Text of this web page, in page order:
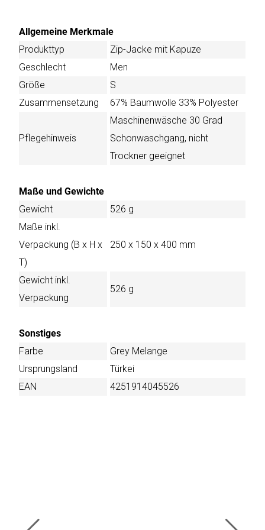
Allgemeine Merkmale
Produkttyp
Zip-Jacke mit Kapuze
Geschlecht
Men
Größe
S
Zusammensetzung
67% Baumwolle 33% Polyester
Pflegehinweis
Maschinenwäsche 30 Grad
Schonwaschgang, nicht
Trockner geeignet
Maße und Gewichte
Gewicht
526 g
Maße inkl.
Verpackung (B x H x
T)
250 x 150 x 400 mm
Gewicht inkl.
Verpackung
526 g
Sonstiges
Farbe
Grey Melange
Ursprungsland
Türkei
EAN
4251914045526